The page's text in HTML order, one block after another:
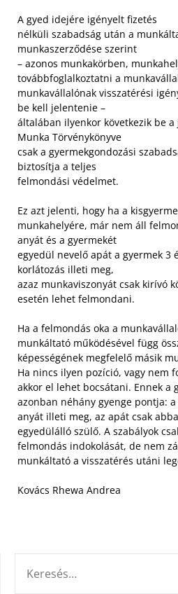
A gyed idejére igényelt fizetés
nélküli szabadság után a
munkaszerződése szerint
– azonos munkakörben,
továbbfoglalkoztatni a
munkavállalónak visszatérési
be kell jelentenie –
általában ilyenkor következik be
Munka Törvénykönyve
csak a gyermekgondozási
biztosítja a teljes
felmondási védelmet.
Ez azt jelenti, hogy ha a
munkahelyére, már nem áll
anyát és a gyermekét
egyedül nevelő apát a gyermek 3
korlátozás illeti meg,
azaz munkaviszonyát csak kirívó
esetén lehet felmondani.
Ha a felmondás oka a
munkáltató működésével függ
képességének megfelelő másik
Ha nincs ilyen pozíció, vagy nem
akkor el lehet bocsátani. Ennek a
azonban néhány gyenge pontja:
anyát illeti meg, az apát csak
egyedülálló szülő. A szabályok
felmondás indokolását, de nem
munkáltató a visszatérés utáni
Kovács Rhewa Andrea